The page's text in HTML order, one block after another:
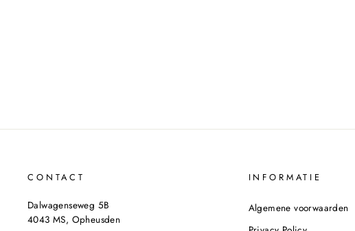
CONTACT
Dalwagenseweg 5B
4043 MS, Opheusden
INFORMATIE
Algemene voorwaarden